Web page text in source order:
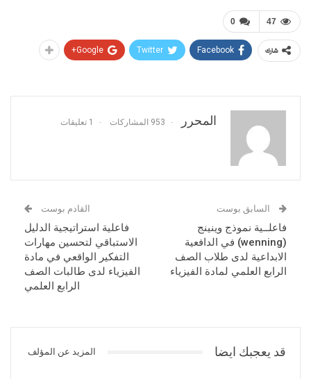
0 47
شارك Facebook
Twitter
Google+
المحرر 953 المشاركات 1 تعليقات
السابق بوست
فاعلــية نموذج وينينج
(wenning) في الدافعية
الابداعية لدى طلاب الصف
الرابع العلمي لمادة الفيزياء
القادم بوست
فاعلية استراتيجية الدليل
الاستباقي لتحسين مهارات
التفكير الواقعي في مادة
الفيزياء لدى طالبات الصف
الرابع العلمي
قد يعجبك ايضا المزيد عن المؤلف